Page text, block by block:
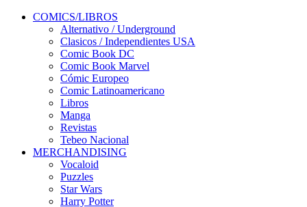
COMICS/LIBROS
Alternativo / Underground
Clasicos / Independientes USA
Comic Book DC
Comic Book Marvel
Cómic Europeo
Comic Latinoamericano
Libros
Manga
Revistas
Tebeo Nacional
MERCHANDISING
Vocaloid
Puzzles
Star Wars
Harry Potter